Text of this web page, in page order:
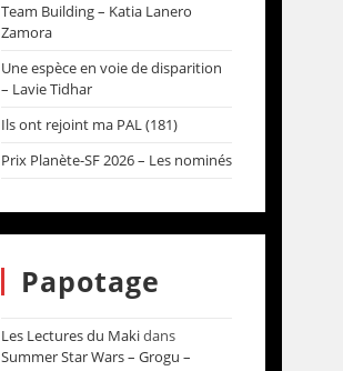
Team Building – Katia Lanero
Zamora
Une espèce en voie de disparition
– Lavie Tidhar
Ils ont rejoint ma PAL (181)
Prix Planète-SF 2026 – Les nominés
Papotage
Les Lectures du Makidans
Summer Star Wars – Grogu –